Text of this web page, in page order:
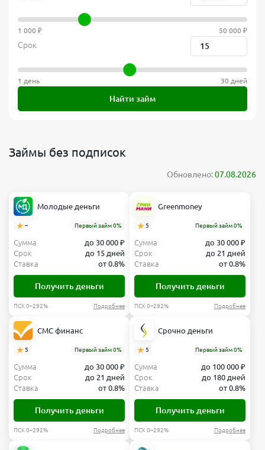
1 000 ₽ 50 000 ₽
Срок
1 день 30 дней
Найти займ
Займы без подписок
Обновлено:07.08.2026
Молодые деньги
– Первый займ 0%
Сумма
до 30 000 ₽
Срок
до 15 дней
Ставка
от 0.8%
Получить деньги
ПСК 0–292% Подробнее
Greenmoney
5 Первый займ 0%
Сумма
до 30 000 ₽
Срок
до 21 дней
Ставка
от 0.8%
Получить деньги
ПСК 0–292% Подробнее
СМС финанс
5 Первый займ 0%
Сумма
до 30 000 ₽
Срок
до 21 дней
Ставка
от 0.8%
Получить деньги
ПСК 0–292% Подробнее
Срочно деньги
5 Первый займ 0%
Сумма
до 100 000 ₽
Срок
до 180 дней
Ставка
от 0.8%
Получить деньги
ПСК 0–292% Подробнее